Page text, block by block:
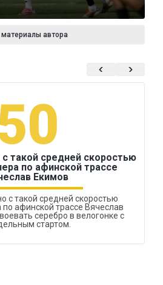
материалы автора
такой средней скоростью
по афинской трассе
Екимов
с такой средней скоростью
афинской трассе Вячеслав
серебро в велогонке с
стартом.